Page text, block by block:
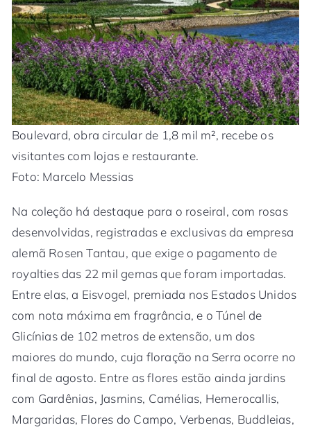
Boulevard, obra circular de 1,8 mil m², recebe os
visitantes com lojas e restaurante.
Foto: Marcelo Messias
Na coleção há destaque para o roseiral, com rosas
desenvolvidas, registradas e exclusivas da empresa
alemã Rosen Tantau, que exige o pagamento de
royalties das 22 mil gemas que foram importadas.
Entre elas, a Eisvogel, premiada nos Estados Unidos
com nota máxima em fragrância, e o Túnel de
Glicínias de 102 metros de extensão, um dos
maiores do mundo, cuja floração na Serra ocorre no
final de agosto. Entre as flores estão ainda jardins
com Gardênias, Jasmins, Camélias, Hemerocallis,
Margaridas, Flores do Campo, Verbenas, Buddleias,